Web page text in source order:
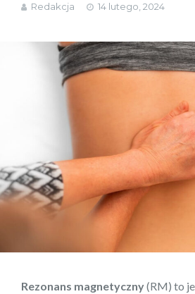
Redakcja 14 lutego, 2024
Rezonans magnetyczny(RM) to